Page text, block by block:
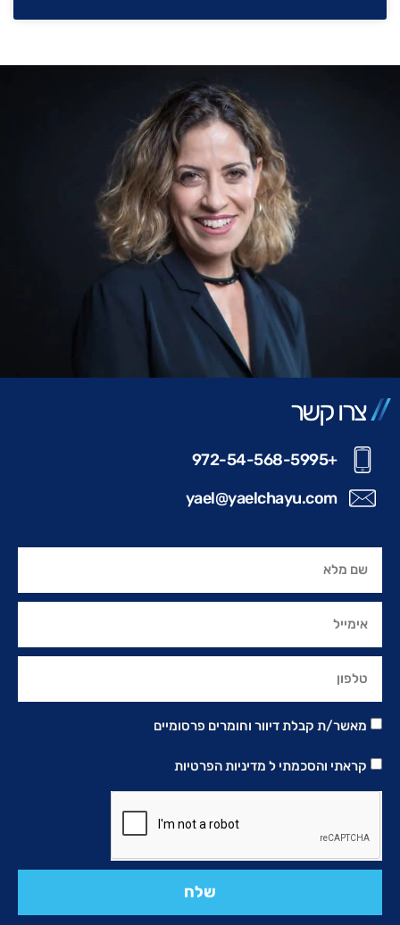
צרו קשר
+972-54-568-5995
yael@yaelchayu.com
מאשר/ת קבלת דיוור וחומרים פרסומיים
קראתי והסכמתי ל מדיניות הפרטיות
שלח